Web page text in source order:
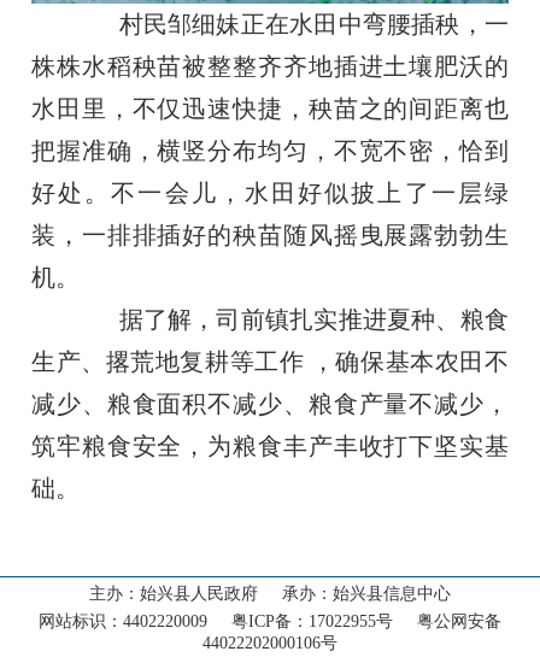
首页
新闻动态 ‹
村民邹细妹正在水田中弯腰插秧，一
株株水稻秧苗被整整齐齐地插进土壤肥沃的
水田里，不仅迅速快捷，秧苗之的间距离也
把握准确，横竖分布均匀，不宽不密，恰到
好处。不一会儿，水田好似披上了一层绿
装，一排排插好的秧苗随风摇曳展露勃勃生
机。
据了解，司前镇扎实推进夏种、粮食
生产、撂荒地复耕等工作 ，确保基本农田不
减少、粮食面积不减少、粮食产量不减少，
筑牢粮食安全，为粮食丰产丰收打下坚实基
础。
主办：始兴县人民政府 承办：始兴县信息中心
网站标识：4402220009 粤ICP备：17022955号 粤公网安备
44022202000106号